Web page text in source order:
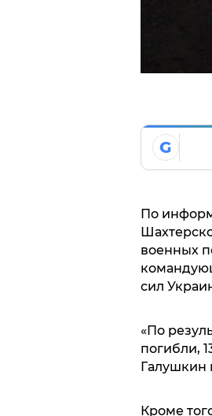
G
По
военных
сил
«По
погибли,
Галушкин
Кроме